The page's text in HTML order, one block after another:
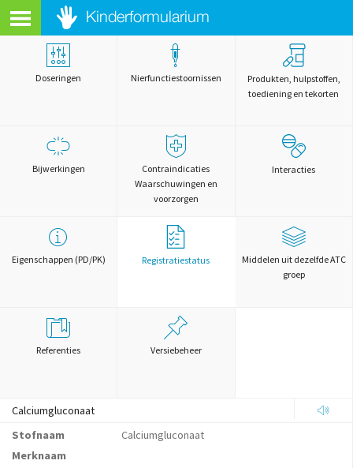
Doseringen Nierfunctiestoornissen
Produkten, hulpstoffen,
toediening en tekorten
Bijwerkingen
Contraindicaties
Waarschuwingen en
voorzorgen
Interacties
Eigenschappen (PD/PK) Registratiestatus
Middelen uit dezelfde ATC
groep
Referenties Versiebeheer
Calciumgluconaat
Stofnaam
Calciumgluconaat
Merknaam